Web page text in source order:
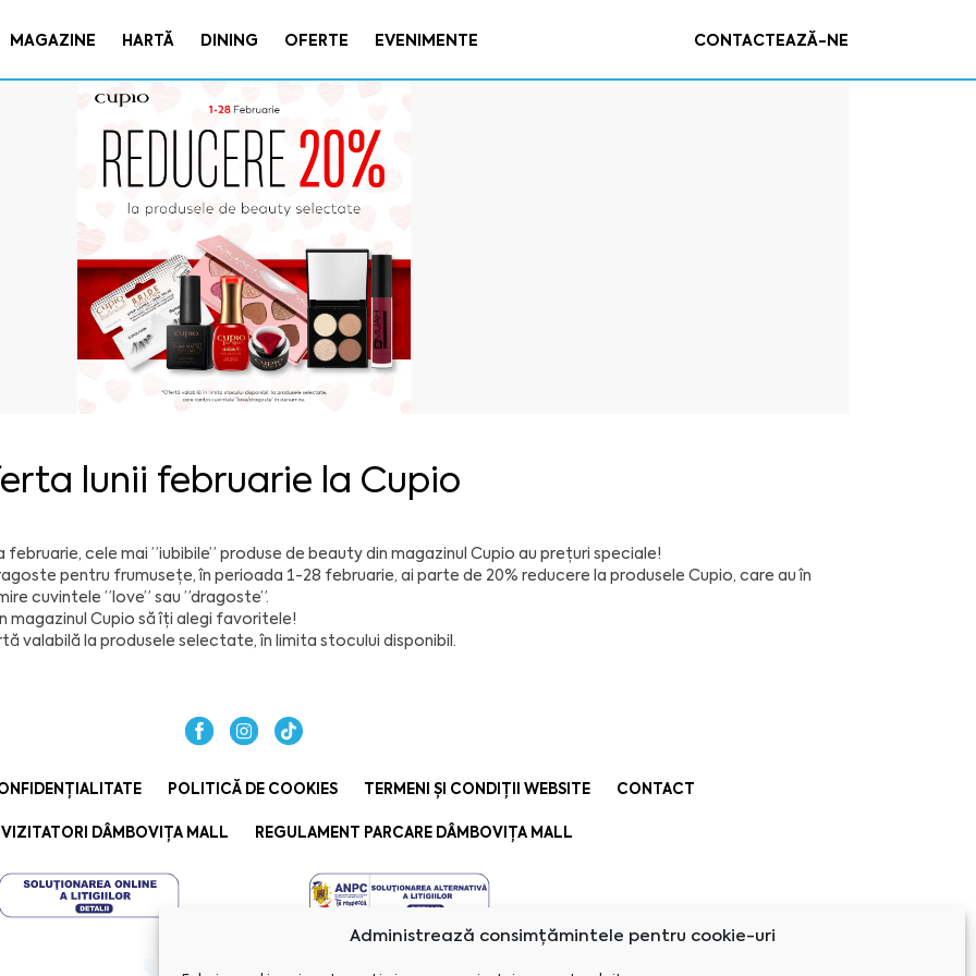
Administrează consimțămintele pentru cookie-uri
MAGAZINE HARTĂ DINING OFERTE EVENIMENTE CONTACTEAZĂ-NE
lunii februarie la Cupio
februarie, cele mai ”iubibile” produse de beautydin magazinul Cupio au prețuri speciale!
pentru frumusețe, în perioada 1-28 februarie, ai parte de 20% reducere la produsele Cupio, care au în
cuvintele ”love” sau ”dragoste”.
magazinul Cupio să îți alegi favoritele!
valabilă la produsele selectate, în limita stocului disponibil.
POLITICĂ DE COOKIES TERMENI ȘI CONDIȚII WEBSITE CONTACT
DÂMBOVIȚA MALL REGULAMENT PARCARE DÂMBOVIȚA MALL